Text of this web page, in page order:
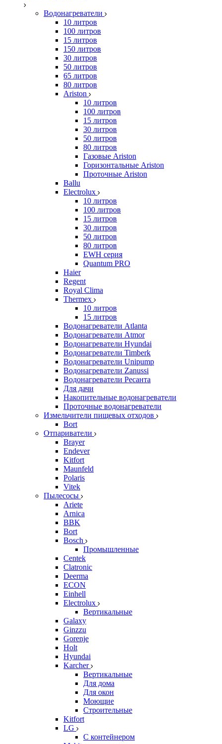
Водонагреватели
10 литров
100 литров
15 литров
150 литров
30 литров
50 литров
65 литров
80 литров
Ariston
10 литров
100 литров
15 литров
30 литров
50 литров
80 литров
Газовые Ariston
Горизонтальные Ariston
Проточные Ariston
Ballu
Electrolux
10 литров
100 литров
15 литров
30 литров
50 литров
80 литров
EWH серия
Quantum PRO
Haier
Regent
Royal Clima
Thermex
10 литров
15 литров
Водонагреватели Atlanta
Водонагреватели Atmor
Водонагреватели Hyundai
Водонагреватели Timberk
Водонагреватели Unipump
Водонагреватели Zanussi
Водонагреватели Ресанта
Для дачи
Накопительные водонагреватели
Проточные водонагреватели
Измельчители пищевых отходов
Bort
Отпариватели
Brayer
Endever
Kitfort
Maunfeld
Polaris
Vitek
Пылесосы
Ariete
Arnica
BBK
Bort
Bosch
Промышленные
Centek
Clatronic
Deerma
ECON
Einhell
Electrolux
Вертикальные
Galaxy
Ginzzu
Gorenje
Holt
Hyundai
Karcher
Вертикальные
Для дома
Для окон
Моющие
Строительные
Kitfort
LG
С контейнером